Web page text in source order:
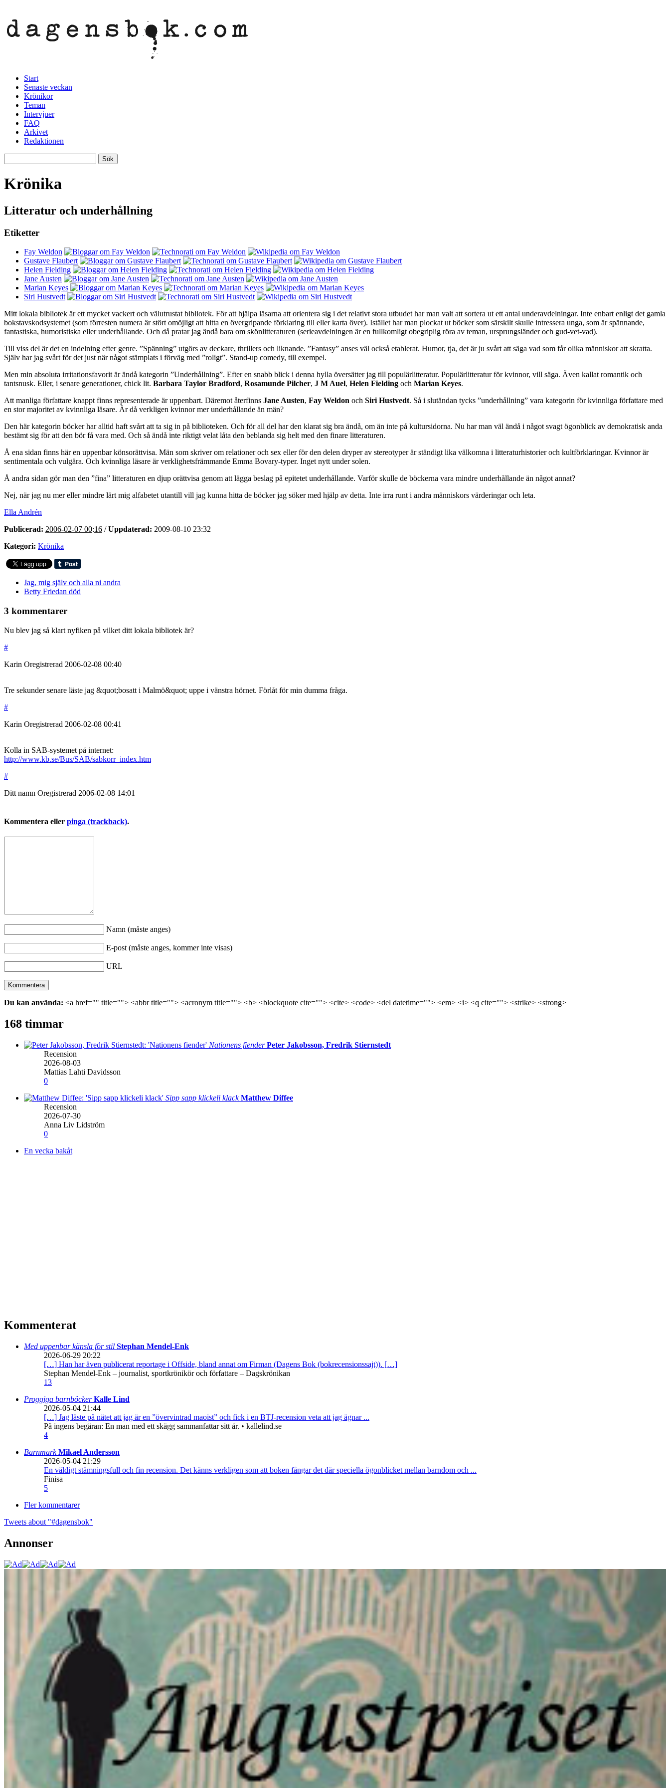
Start
Senaste veckan
Krönikor
Teman
Intervjuer
FAQ
Arkivet
Redaktionen
Krönika
Litteratur och underhållning
Etiketter
Fay Weldon
Gustave Flaubert
Helen Fielding
Jane Austen
Marian Keyes
Siri Hustvedt
Mitt lokala bibliotek är ett mycket vackert och välutrustat bibliotek. För att hjälpa läsarna att orientera sig i det relativt stora utbudet har man valt att sortera ut ett antal underavdelningar. Inte enbart enligt det gamla
bokstavskodsystemet (som förresten numera är stört omöjligt att hitta en övergripande förklaring till eller karta över). Istället har man plockat ut böcker som särskilt skulle intressera unga, som är spännande,
fantastiska, humoristiska eller underhållande. Och då pratar jag ändå bara om skönlitteraturen (serieavdelningen är en fullkomligt obegriplig röra av teman, ursprungsländer och gud-vet-vad).
Till viss del är det en indelning efter genre. ”Spänning” utgörs av deckare, thrillers och liknande. ”Fantasy” anses väl också etablerat. Humor, tja, det är ju svårt att säga vad som får olika människor att skratta.
Själv har jag svårt för det just när något stämplats i förväg med ”roligt”. Stand-up comedy, till exempel.
Men min absoluta irritationsfavorit är ändå kategorin ”Underhållning”. Efter en snabb blick i denna hylla översätter jag till populärlitteratur. Populärlitteratur för kvinnor, vill säga. Även kallat romantik och
tantsnusk. Eller, i senare generationer, chick lit. Barbara Taylor Bradford, Rosamunde Pilcher, J M Auel, Helen Fielding och Marian Keyes.
Att manliga författare knappt finns representerade är uppenbart. Däremot återfinns Jane Austen, Fay Weldon och Siri Hustvedt. Så i slutändan tycks ”underhållning” vara kategorin för kvinnliga författare med
en stor majoritet av kvinnliga läsare. Är då verkligen kvinnor mer underhållande än män?
Den här kategorin böcker har alltid haft svårt att ta sig in på biblioteken. Och för all del har den klarat sig bra ändå, om än inte på kultursidorna. Nu har man väl ändå i något svagt ögonblick av demokratisk anda
bestämt sig för att den bör få vara med. Och så ändå inte riktigt velat låta den beblanda sig helt med den finare litteraturen.
Å ena sidan finns här en uppenbar könsorättvisa. Män som skriver om relationer och sex eller för den delen dryper av stereotyper är ständigt lika välkomna i litteraturhistorier och kultförklaringar. Kvinnor är
sentimentala och vulgära. Och kvinnliga läsare är verklighetsfrämmande Emma Bovary-typer. Inget nytt under solen.
Å andra sidan gör man den ”fina” litteraturen en djup orättvisa genom att lägga beslag på epitetet underhållande. Varför skulle de böckerna vara mindre underhållande än något annat?
Nej, när jag nu mer eller mindre lärt mig alfabetet utantill vill jag kunna hitta de böcker jag söker med hjälp av detta. Inte irra runt i andra människors värderingar och leta.
Ella Andrén
Publicerad: 2006-02-07 00:16 /Uppdaterad: 2009-08-10 23:32
Kategori: Krönika
Jag, mig själv och alla ni andra
Betty Friedan död
3 kommentarer
Nu blev jag så klart nyfiken på vilket ditt lokala bibliotek är?
#
Karin Oregistrerad 2006-02-08 00:40
Tre sekunder senare läste jag &quot;bosatt i Malmö&quot; uppe i vänstra hörnet. Förlåt för min dumma fråga.
#
Karin Oregistrerad 2006-02-08 00:41
Kolla in SAB-systemet på internet:
http://www.kb.se/Bus/SAB/sabkorr_index.htm
#
Ditt namn Oregistrerad 2006-02-08 14:01
Kommentera eller pinga (trackback).
Namn (måste anges)
E-post (måste anges, kommer inte visas)
URL
Du kan använda: <a href="" title=""> <abbr title=""> <acronym title=""> <b> <blockquote cite=""> <cite> <code> <del datetime=""> <em> <i> <q cite=""> <strike> <strong>
168 timmar
Nationens fiender Peter Jakobsson, Fredrik Stiernstedt
Recension
2026-08-03
Mattias Lahti Davidsson
0
Sipp sapp klickeli klack Matthew Diffee
Recension
2026-07-30
Anna Liv Lidström
0
En vecka bakåt
Kommenterat
Med uppenbar känsla för stil Stephan Mendel-Enk
2026-06-29 20:22
[…] Han har även publicerat reportage i Offside, bland annat om Firman (Dagens Bok (bokrecensionssajt)). […]
Stephan Mendel-Enk – journalist, sportkrönikör och författare – Dagskrönikan
13
Proggiga barnböckerKalle Lind
2026-05-04 21:44
[…] Jag läste på nätet att jag är en ”övervintrad maoist” och fick i en BTJ-recension veta att jag ägnar ...
På ingens begäran: En man med ett skägg sammanfattar sitt år. • kallelind.se
4
BarnmarkMikael Andersson
2026-05-04 21:29
En väldigt stämningsfull och fin recension. Det känns verkligen som att boken fångar det där speciella ögonblicket mellan barndom och ...
Finisa
5
Fler kommentarer
Tweets about "#dagensbok"
Annonser